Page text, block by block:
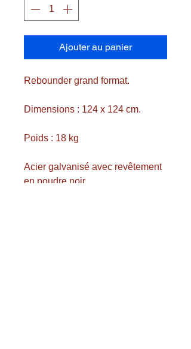
Ajouter au panier
Rebounder grand format.
Dimensions : 124 x 124 cm.
Poids : 18 kg
Acier galvanisé avec revêtement
en poudre noir.